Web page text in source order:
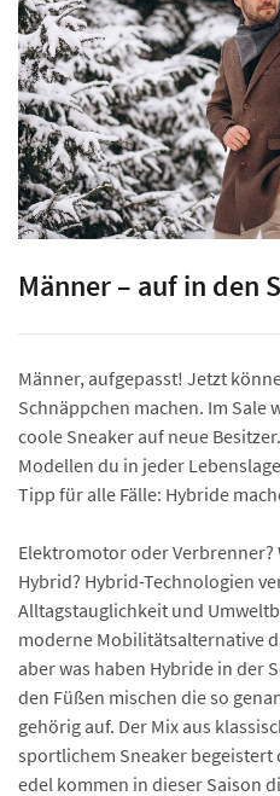
Männer – auf in den
Männer, aufgepasst! Jetzt
Schnäppchen machen. Im Sale
coole Sneaker auf neue
Modellen du in jeder
Tipp für alle Fälle: Hybride
Elektromotor oder Verbrenner?
Hybrid? Hybrid-Technologien
Alltagstauglichkeit und
moderne Mobilitäts­alternative
aber was haben Hybride in der
den Füßen mischen die so
gehörig auf. Der Mix aus
sportlichem Sneaker begeistert
edel kommen in dieser Saison